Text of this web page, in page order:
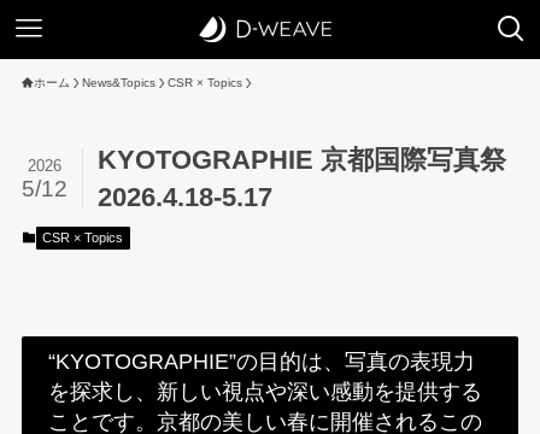
ホーム News&Topics CSR × Topics
KYOTOGRAPHIE 京都国際写真祭
2026.4.18-5.17
2026
5/12
CSR × Topics
“KYOTOGRAPHIE”の目的は、写真の表現力
を探求し、新しい視点や深い感動を提供する
ことです。京都の美しい春に開催されるこの